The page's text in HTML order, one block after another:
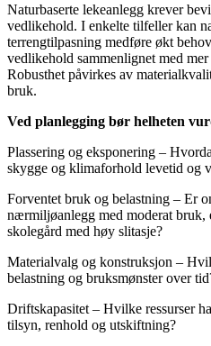
Naturbaserte lekeanlegg krever
vedlikehold. I enkelte tilfeller kan
terrengtilpasning medføre økt
vedlikehold sammenlignet med mer
Robusthet påvirkes av
bruk.
Ved planlegging bør helheten
Plassering og eksponering –
skygge og klimaforhold levetid og
Forventet bruk og belastning – Er
nærmiljøanlegg med moderat bruk,
skolegård med høy slitasje?
Materialvalg og konstruksjon –
belastning og bruksmønster over
Driftskapasitet – Hvilke ressurser
tilsyn, renhold og utskiftning?